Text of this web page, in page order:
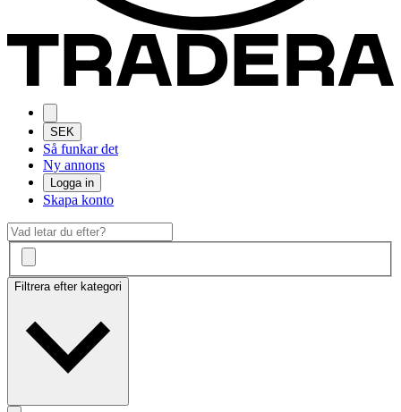
SEK
Så funkar det
Ny annons
Logga in
Skapa konto
Filtrera efter kategori